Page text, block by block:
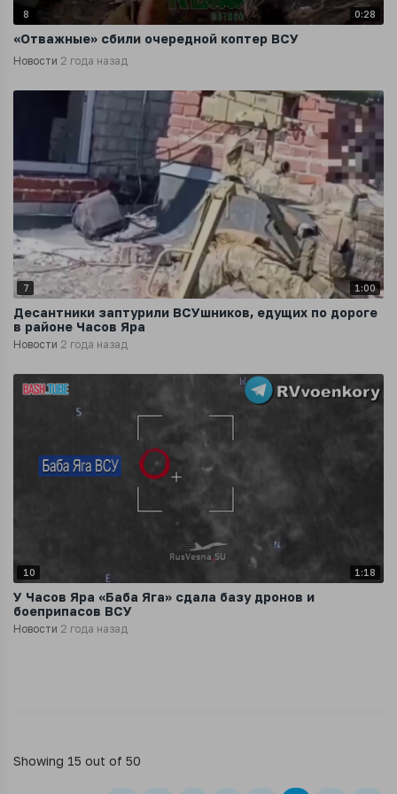
8 0:28
«Отважные» сбили очередной коптер ВСУ
Новости 2 года назад
7 1:00
Десантники заптурили ВСУшников, едущих по дороге
в районе Часов Яра
Новости 2 года назад
10 1:18
‍У Часов Яра «Баба Яга» сдала базу дронов и
боеприпасов ВСУ
Новости 2 года назад
Showing 15 out of 50